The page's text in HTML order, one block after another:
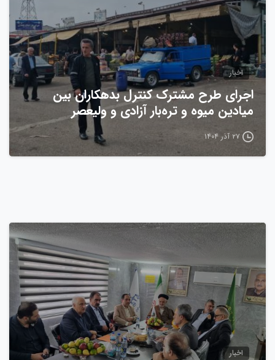
اخبار
اجرای طرح مشترک کنترل بدهکاران بین
میادین میوه و تره‌بار آزادی و ولیعصر
۲۷ آذر ۱۴۰۴
0
اخبار